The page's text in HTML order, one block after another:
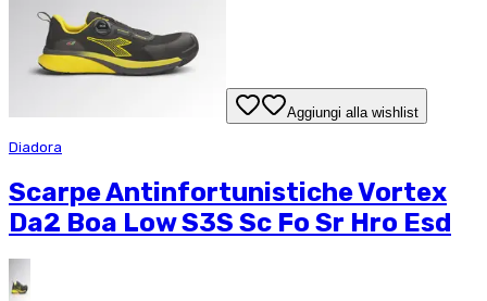
Aggiungi alla wishlist
Diadora
Scarpe Antinfortunistiche Vortex
Da2 Boa Low S3S Sc Fo Sr Hro Esd